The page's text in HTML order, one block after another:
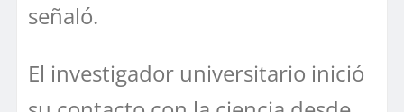
señaló.
El investigador universitario inició